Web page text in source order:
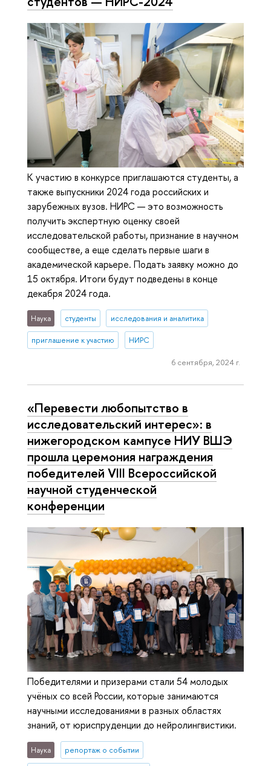
К участию в конкурсе приглашаются студенты, а
также выпускники 2024 года российских и
зарубежных вузов. НИРС — это возможность
получить экспертную оценку своей
исследовательской работы, признание в научном
сообществе, а еще сделать первые шаги в
академической карьере. Подать заявку можно до
15 октября. Итоги будут подведены в конце
декабря 2024 года.
Наука студенты исследования и аналитика
приглашение к участию НИРС
6 сентября, 2024 г.
«Перевести любопытство в
исследовательский интерес»: в
нижегородском кампусе НИУ ВШЭ
прошла церемония награждения
победителей VIII Всероссийской
научной студенческой
конференции
Победителями и призерами стали 54 молодых
учёных со всей России, которые занимаются
научными исследованиями в разных областях
знаний, от юриспруденции до нейролингвистики.
Наука репортаж о событии